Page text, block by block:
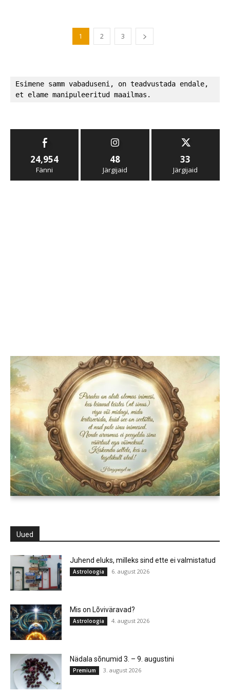
1 2 3
Esimene samm vabaduseni, on teadvustada endale,
et elame manipuleeritud maailmas.
24,954
Fänni
48
Järgijaid
33
Järgijaid
Uued
Juhend eluks, milleks sind ette ei valmistatud
Astroloogia 6. august 2026
Mis on Lõviväravad?
Astroloogia 4. august 2026
Nädala sõnumid 3. – 9. augustini
Premium 3. august 2026